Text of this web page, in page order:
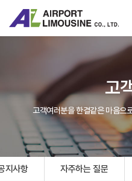
고
고객여러분을 한결같은 마음으
지사항 자주하는 질문